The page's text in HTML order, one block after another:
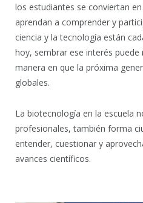
los estudiantes se conviertan
aprendan a comprender y
ciencia y la tecnología están
hoy, sembrar ese interés
manera en que la próxima
globales.
La biotecnología en la escuela
profesionales, también forma
entender, cuestionar y
avances científicos.